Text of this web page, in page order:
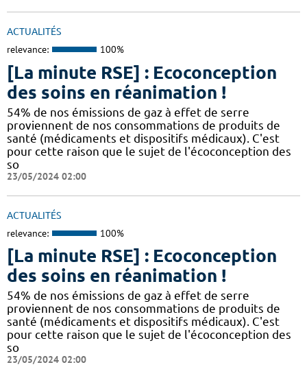
ACTUALITÉS
relevance: 100%
[La minute RSE] : Ecoconception
des soins en réanimation !
54% de nos émissions de gaz à effet de serre
proviennent de nos consommations de produits de
santé (médicaments et dispositifs médicaux). C'est
pour cette raison que le sujet de l'écoconception des
so
23/05/2024 02:00
ACTUALITÉS
relevance: 100%
[La minute RSE] : Ecoconception
des soins en réanimation !
54% de nos émissions de gaz à effet de serre
proviennent de nos consommations de produits de
santé (médicaments et dispositifs médicaux). C'est
pour cette raison que le sujet de l'écoconception des
so
23/05/2024 02:00